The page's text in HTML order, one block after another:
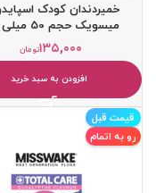
خميردندان کودک
میسویک حجم 50 میلی لیتر
تومان۱۳۵,۰۰۰
افزودن به سبد خرید
قیمت قبل
رو به اتمام